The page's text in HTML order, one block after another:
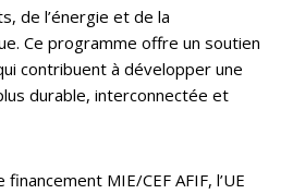
de l’énergie et de la
Ce programme offre un soutien
contribuent à développer une
durable, interconnectée et
MIE/CEF AFIF, l’UE